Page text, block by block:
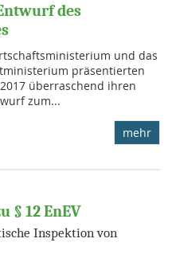
des
und das
präsentierten
überraschend ihren
zum...
mehr
§ 12 EnEV
Inspektion von